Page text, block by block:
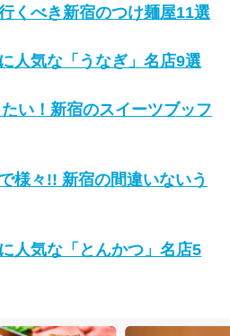
くべき新宿のつけ麺屋11選
人気な「うなぎ」名店9選
い！新宿のスイーツブッフ
様々!! 新宿の間違いないう
人気な「とんかつ」名店5